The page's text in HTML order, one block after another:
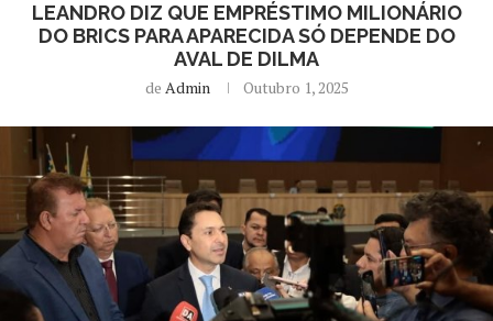
LEANDRO DIZ QUE EMPRÉSTIMO MILIONÁRIO
DO BRICS PARA APARECIDA SÓ DEPENDE DO
AVAL DE DILMA
de Admin Outubro 1, 2025